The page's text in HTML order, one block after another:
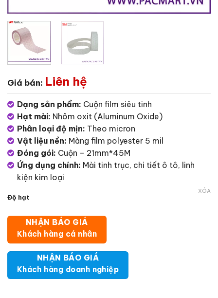
Giá bán: Liên hệ
Dạng sản phẩm: Cuộn film siêu tinh
Hạt mài: Nhôm oxit (Aluminum Oxide)
Phân loại độ mịn: Theo micron
Vật liệu nền: Màng film polyester 5 mil
Đóng gói: Cuộn – 21mm*45M
Ứng dụng chính: Mài tinh trục, chi tiết ô tô, linh
kiện kim loại
Độ hạt
XÓA
NHẬN BÁO GIÁ
Khách hàng cá nhân
NHẬN BÁO GIÁ
Khách hàng doanh nghiệp